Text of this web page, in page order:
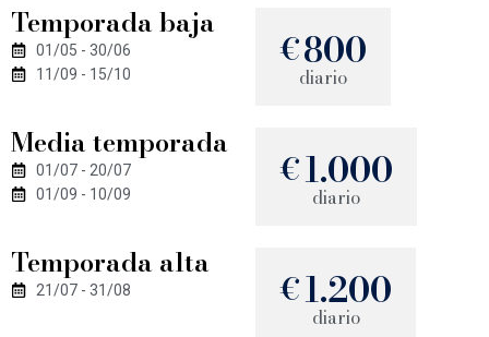
Temporada baja
01/05 - 30/06
11/09 - 15/10
€800
diario
Media temporada
01/07 - 20/07
01/09 - 10/09
€1.000
diario
Temporada alta
21/07 - 31/08 €1.200
diario